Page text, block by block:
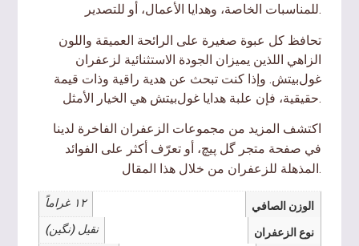
للمناسبات الخاصة، وهدايا الأعمال، أو للتصدير.
تحافظ كل عبوة صغيرة على الرائحة العميقة واللون
الزاهي اللذين يميزان الجودة الاستثنائية لزعفران
غول‌بيتش. وإذا كنت تبحث عن هدية راقية وذات قيمة
حقيقية، فإن علبة هدايا غول‌بيتش هي الخيار الأمثل.
اكتشف المزيد من مجموعات الزعفران الفاخرة لدينا
في صفحة متجر گل پیچ، أو تعرّف أكثر على الفوائد
المذهلة للزعفران من خلالهذا المقال .
الوزن الصافي
١٢ غراماً
نوع الزعفران
نقیل (نگین)